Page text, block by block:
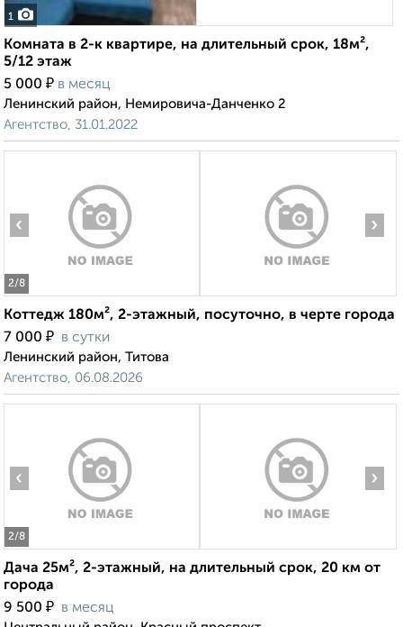
1
Комната в 2-к квартире, на длительный срок, 18м²,
5/12 этаж
5 000 ₽ в месяц
Ленинский район, Немировича-Данченко 2
Агентство, 31.01.2022
2/8
‹ ›
Коттедж 180м², 2-этажный, посуточно, в черте города
7 000 ₽ в сутки
Ленинский район, Титова
Агентство, 06.08.2026
2/8
‹ ›
Дача 25м², 2-этажный, на длительный срок, 20 км от
города
9 500 ₽ в месяц